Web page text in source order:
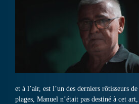
et à l’air, est l’un des derniers rôtisseurs
plages, Manuel n’était pas destiné à cet